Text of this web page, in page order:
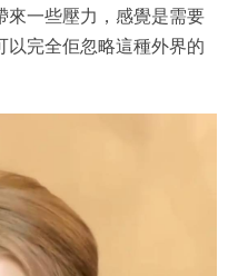
來一些壓力，感覺是需要
以完全佢忽略這種外界的